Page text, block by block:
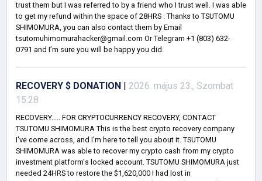
trust them but I was referred to by a friend who I trust well. I was able
to get my refund within the space of 28HRS . Thanks to TSUTOMU
SHIMOMURA, you can also contact them by Email
tsutomuhimomurahacker@gmail.com Or Telegram +1 (803) 632-
0791 and I’m sure you will be happy you did.
RECOVERY $ DONATION | 2026. május 23., Szombat
15:28
RECOVERY..... FOR CRYPTOCURRENCY RECOVERY, CONTACT
TSUTOMU SHIMOMURA This is the best crypto recovery company
I've come across, and I'm here to tell you about it. TSUTOMU
SHIMOMURA was able to recover my crypto cash from my crypto
investment platform's locked account. TSUTOMU SHIMOMURA just
needed 24HRS to restore the $1,620,000 I had lost in